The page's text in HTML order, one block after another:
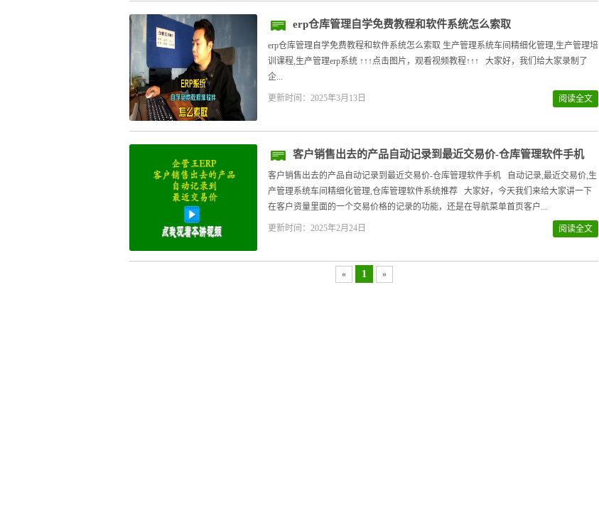
erp仓库管理自学免费教程和软件系统怎么索取
erp仓库管理自学免费教程和软件系统怎么索取 生产管理系统车间精细化管理,生产管理培
训课程,生产管理erp系统 ↑↑↑点击图片，观看视频教程↑↑↑ 大家好，我们给大家录制了
企...
更新时间：2025年3月13日 阅读全文
客户销售出去的产品自动记录到最近交易价-仓库管理软件手机
客户销售出去的产品自动记录到最近交易价-仓库管理软件手机 自动记录,最近交易价,生
产管理系统车间精细化管理,仓库管理软件系统推荐 大家好，今天我们来给大家讲一下
在客户资量里面的一个交易价格的记录的功能，还是在导航菜单首页客户...
更新时间：2025年2月24日 阅读全文
« 1 »